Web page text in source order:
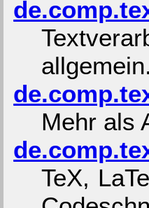
allgemein.
Mehr als
TeX,